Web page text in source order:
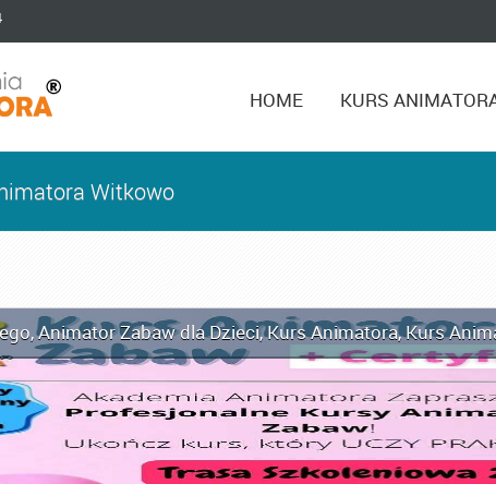
HOME KURS
Witkowo
,Animator Zabaw dla Dzieci,Kurs Animatora,Kurs